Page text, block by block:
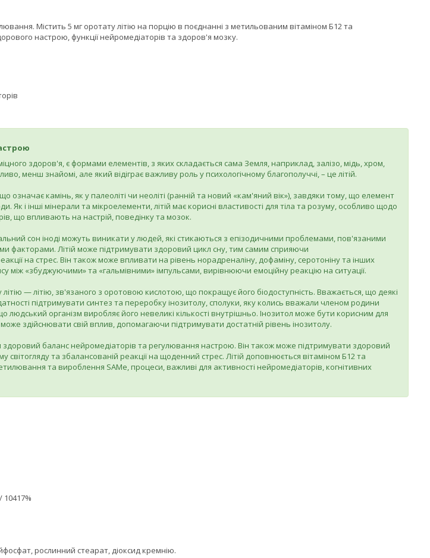
Містить 5 мг оротату літію на порцію в поєднанні з метильованим вітаміном Б12 та
настрою, функції нейромедіаторів та здоров'я мозку.
здоров'я, є формами елементів, з яких складається сама Земля, наприклад, залізо, мідь, хром,
менш знайомі, але який відіграє важливу роль у психологічному благополуччі, – це літій.
означає камінь, як у палеоліті чи неоліті (ранній та новий «кам'яний вік»), завдяки тому, що елемент
Як і інші мінерали та мікроелементи, літій має корисні властивості для тіла та розуму, особливо щодо
що впливають на настрій, поведінку та мозок.
сон іноді можуть виникати у людей, які стикаються з епізодичними проблемами, пов'язаними
факторами. Літій може підтримувати здоровий цикл сну, тим самим сприяючи
на стрес. Він також може впливати на рівень норадреналіну, дофаміну, серотоніну та інших
між «збуджуючими» та «гальмівними» імпульсами, вирівнюючи емоційну реакцію на ситуації.
літію — літію, зв'язаного з оротовою кислотою, що покращує його біодоступність. Вважається, що деякі
підтримувати синтез та переробку інозитолу, сполуки, яку колись вважали членом родини
людський організм виробляє його невеликі кількості внутрішньо. Інозитол може бути корисним для
здійснювати свій вплив, допомагаючи підтримувати достатній рівень інозитолу.
баланс нейромедіаторів та регулювання настрою. Він також може підтримувати здоровий
та збалансованій реакції на щоденний стрес. Літій доповнюється вітаміном Б12 та
та вироблення SAMe, процеси, важливі для активності нейромедіаторів, когнітивних
10417%
рослинний стеарат, діоксид кремнію.